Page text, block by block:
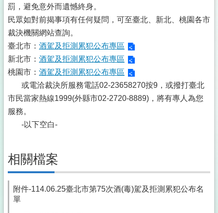
罰，避免意外而遺憾終身。
民眾如對前揭事項有任何疑問，可至臺北、新北、桃園各市
裁決機關網站查詢。
臺北市： 酒駕及拒測累犯公布專區
新北市： 酒駕及拒測累犯公布專區
桃園市： 酒駕及拒測累犯公布專區
或電洽裁決所服務電話02-23658270按9，或撥打臺北
市民當家熱線1999(外縣市02-2720-8889)，將有專人為您
服務。
-以下空白-
相關檔案
附件-114.06.25臺北市第75次酒(毒)駕及拒測累犯公布名
單